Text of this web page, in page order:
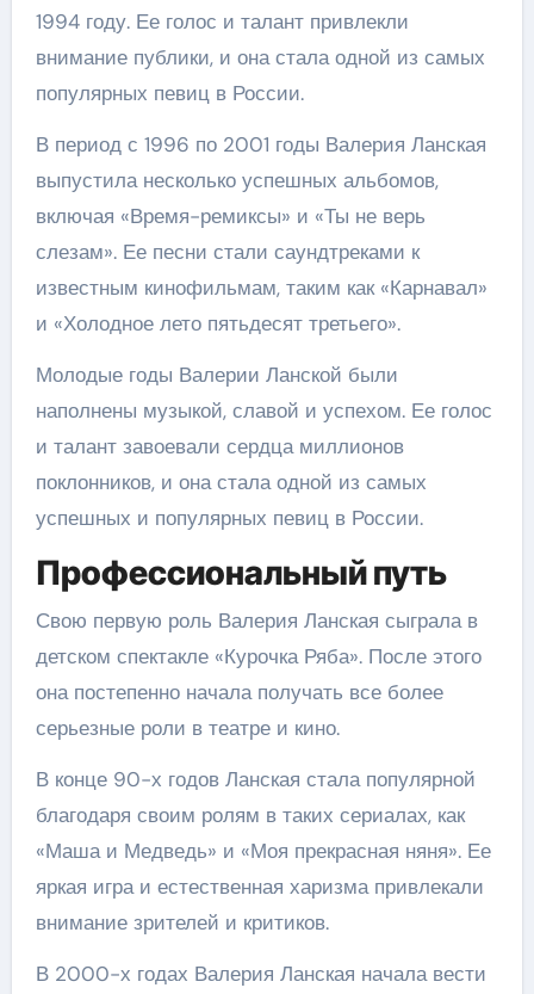
1994 году. Ее голос и талант привлекли
внимание публики, и она стала одной из самых
популярных певиц в России.
В период с 1996 по 2001 годы Валерия Ланская
выпустила несколько успешных альбомов,
включая «Время-ремиксы» и «Ты не верь
слезам». Ее песни стали саундтреками к
известным кинофильмам, таким как «Карнавал»
и «Холодное лето пятьдесят третьего».
Молодые годы Валерии Ланской были
наполнены музыкой, славой и успехом. Ее голос
и талант завоевали сердца миллионов
поклонников, и она стала одной из самых
успешных и популярных певиц в России.
Профессиональный путь
Свою первую роль Валерия Ланская сыграла в
детском спектакле «Курочка Ряба». После этого
она постепенно начала получать все более
серьезные роли в театре и кино.
В конце 90-х годов Ланская стала популярной
благодаря своим ролям в таких сериалах, как
«Маша и Медведь» и «Моя прекрасная няня». Ее
яркая игра и естественная харизма привлекали
внимание зрителей и критиков.
В 2000-х годах Валерия Ланская начала вести